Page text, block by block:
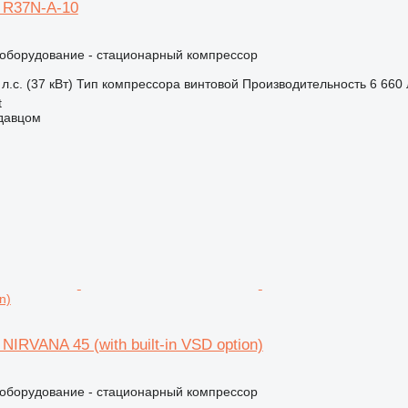
A-10
- стационарный компрессор
(37 кВт) Тип компрессора винтовой Производительность 6 660
45 (with built-in VSD option)
- стационарный компрессор